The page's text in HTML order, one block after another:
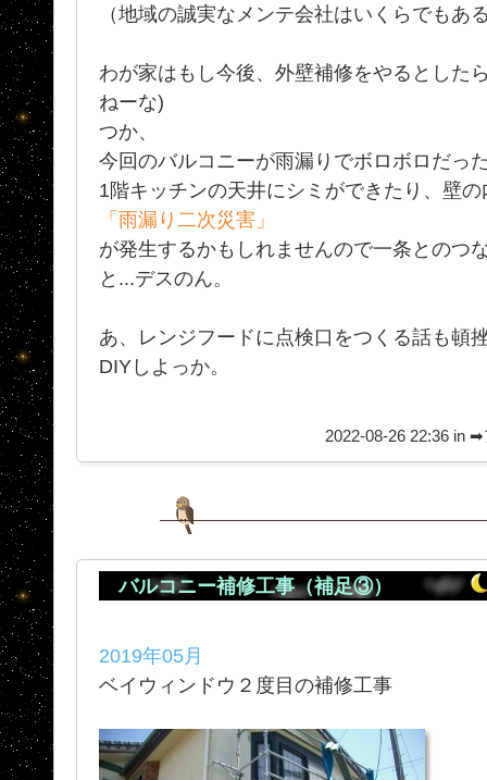
（地域の誠実なメンテ会社はいくらでもあ
わが家はもし今後、外壁補修をやるとした
ねーな)
つか、
今回のバルコニーが雨漏りでボロボロだっ
1階キッチンの天井にシミができたり、壁
「雨漏り二次災害」
が発生するかもしれませんので一条とのつ
と...デスのん。
あ、レンジフードに点検口をつくる話も頓
DIYしよっか。
2022-08-26 22:36 in ➡
バルコニー補修工事（補足③）
2019年05月
ベイウィンドウ２度目の補修工事